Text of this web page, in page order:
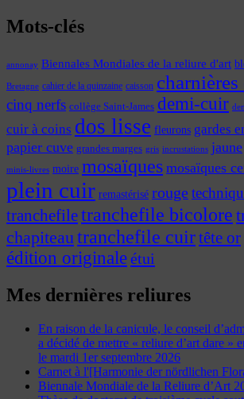
Mots-clés
annonay Biennales Mondiales de la reliure d'art
Bretagne cahier de la quinzaine caisson
cinq nerfs collège Saint-James demi-cuir
cuir à coins dos lisse fleurons gardes
papier cuve grandes marges gris incrustations jaune
minis-livres moire mosaïques mosaïques
plein cuir remastérisé rouge
tranchefiletranchefile bicolore
chapiteau tranchefile cuirtête or
édition originaleétui
Mes dernières reliures
En raison de la canicule, le conseil
a décidé de mettre « reliure d’art dare »
le mardi 1er septembre 2026
Carnet à l'[Harmonie der nördlichen
Biennale Mondiale de la Reliure d’Art